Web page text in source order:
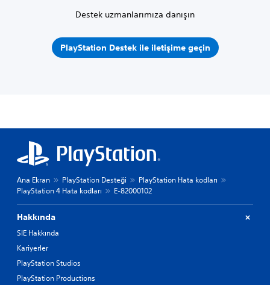
Destek uzmanlarımıza danışın
PlayStation Destek ile iletişime geçin
Ana Ekran PlayStation Desteği
PlayStation Hata kodları
PlayStation 4 Hata kodları
E-82000102
Hakkında
SIE Hakkında
Kariyerler
PlayStation Studios
PlayStation Productions